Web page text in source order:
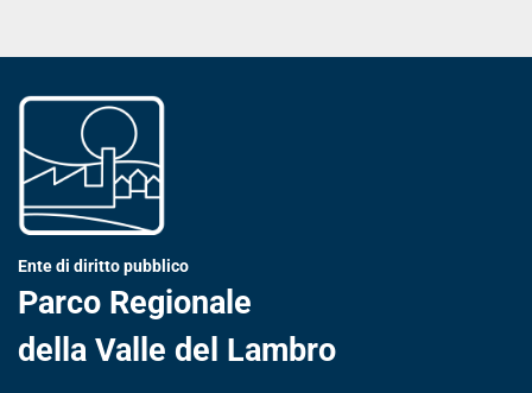
Ente di diritto pubblico
Parco Regionale
della Valle del Lambro